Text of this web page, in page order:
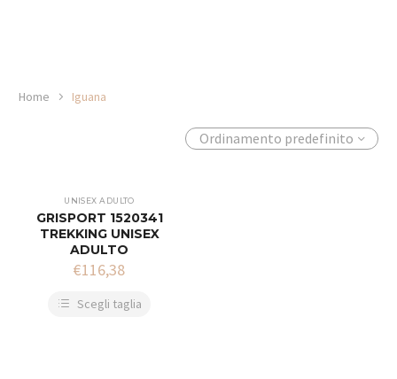
Home Iguana
Ordinamento predefinito
UNISEX ADULTO
GRISPORT 1520341
TREKKING UNISEX
ADULTO
€116,38
Scegli taglia